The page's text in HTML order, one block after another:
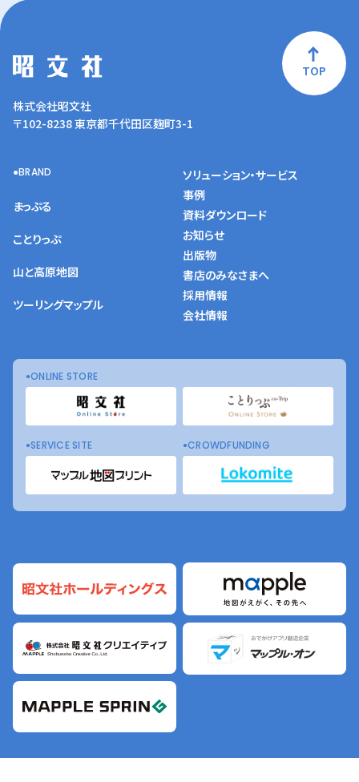
TOP
株式会社昭文社
〒102-8238 東京都千代田区麹町3-1
BRAND
まっぷる
ことりっぷ
山と高原地図
ツーリングマップル
ソリューション・サービス
事例
資料ダウンロード
お知らせ
出版物
書店のみなさまへ
採用情報
会社情報
ONLINE STORE
SERVICE SITE CROWDFUNDING